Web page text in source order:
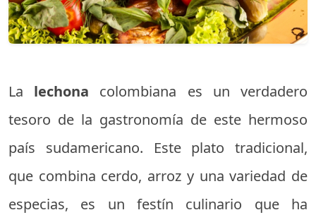
La lechona colombiana es un verdadero
tesoro de la gastronomía de este hermoso
país sudamericano. Este plato tradicional,
que combina cerdo, arroz y una variedad de
especias, es un festín culinario que ha